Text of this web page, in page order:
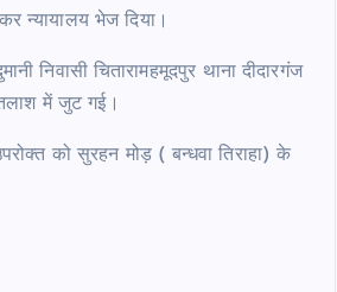
न्यायालय भेज दिया।
निवासी चितारामहमूदपुर थाना दीदारगंज
में जुट गई।
को सुरहन मोड़ ( बन्धवा तिराहा) के